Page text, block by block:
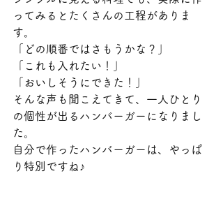
ってみるとたくさんの工程がありま
す。
「どの順番ではさもうかな？」
「これも入れたい！」
「おいしそうにできた！」
そんな声も聞こえてきて、一人ひとり
の個性が出るハンバーガーになりまし
た。
自分で作ったハンバーガーは、やっぱ
り特別ですね♪